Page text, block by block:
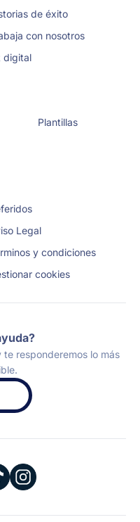
de éxito
con nosotros
digital
Plantillas
Legal
y condiciones
cookies
responderemos lo más